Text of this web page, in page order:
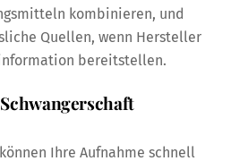
kombinieren, und
Quellen, wenn Hersteller
bereitstellen.
Ihre Aufnahme schnell